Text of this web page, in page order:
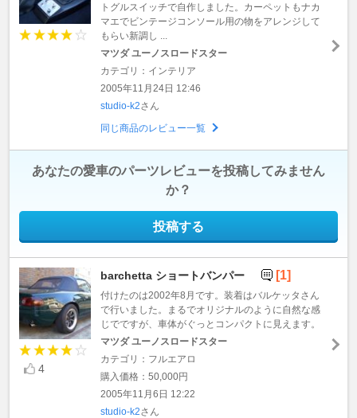
トグルスイッチで自作しました。カーペットもナカ
マエでビンテージコンソール用の物をアレンジして
もらい新調し ...
マツダ ユーノスロードスター
カテゴリ：インテリア
2005年11月24日 12:46
studio-k2さん
同じ商品のレビュー一覧
あなたの愛車のパーツレビューを投稿してみません
か？
投稿する
4
barchetta ショートバンパー [1]
付けたのは2002年8月です。装着はバルケッタさん
で行いました。まるでオリジナルのように自然な感
じでですが、車体がぐっとコンパクトに見えます。
マツダ ユーノスロードスター
カテゴリ：フルエアロ
購入価格：50,000円
2005年11月6日 12:22
studio-k2さん